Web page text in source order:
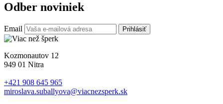
Odber noviniek
Email Prihlásiť
Kozmonautov 12
949 01 Nitra
+421 908 645 965
miroslava.suballyova@viacnezsperk.sk